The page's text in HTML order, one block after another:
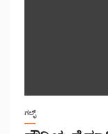
ಗಲ್ಫ್